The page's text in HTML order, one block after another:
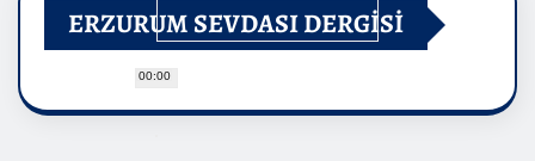
00:00
ERZURUM SEVDASI DERGİSİ